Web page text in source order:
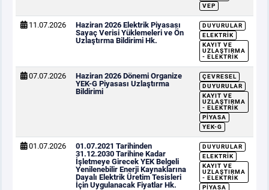
VEP
11.07.2026
Haziran 2026 Elektrik Piyasası
Sayaç Verisi Yüklemeleri ve Ön
Uzlaştırma Bildirimi Hk.
DUYURULAR
ELEKTRIK
KAYIT VE
UZLAŞTIRMA
- ELEKTRIK
07.07.2026
Haziran 2026 Dönemi Organize
YEK-G Piyasası Uzlaştırma
Bildirimi
ÇEVRESEL
DUYURULAR
KAYIT VE
UZLAŞTIRMA
- ELEKTRIK
PIYASA
YEK-G
01.07.2026
01.07.2021 Tarihinden
31.12.2030 Tarihine Kadar
İşletmeye Girecek YEK Belgeli
Yenilenebilir Enerji Kaynaklarına
Dayalı Elektrik Üretim Tesisleri
İçin Uygulanacak Fiyatlar Hk.
DUYURULAR
ELEKTRIK
KAYIT VE
UZLAŞTIRMA
- ELEKTRIK
PIYASA